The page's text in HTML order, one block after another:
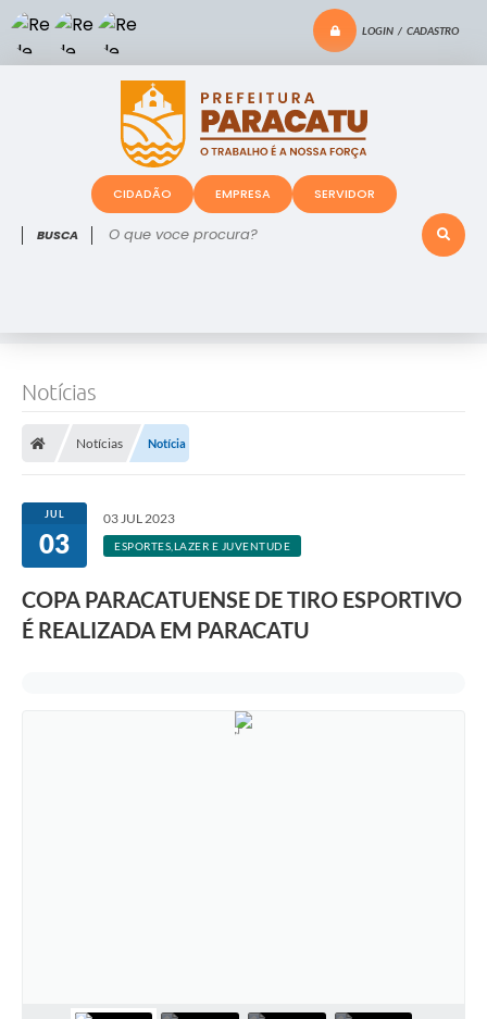
LOGIN / CADASTRO
O que voce procura?
CIDADÃO EMPRESA SERVIDOR
Notícias
Notícias Notícia
JUL
03
03 JUL 2023
ESPORTES,LAZER E JUVENTUDE
COPA PARACATUENSE DE TIRO ESPORTIVO
É REALIZADA EM PARACATU